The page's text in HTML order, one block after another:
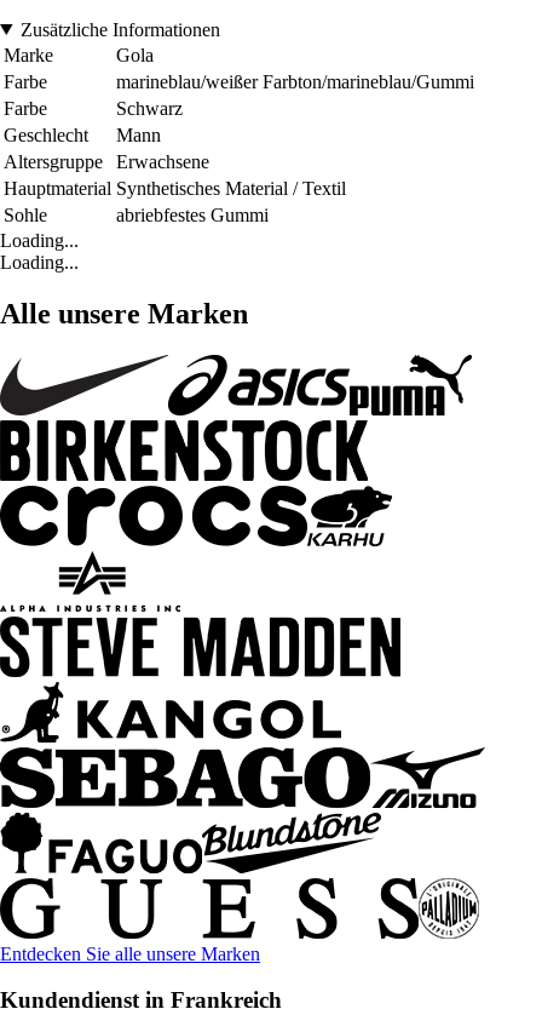
Zusätzliche Informationen
Marke
Gola
Farbe
marineblau/weißer Farbton/marineblau/Gummi
Farbe
Schwarz
Geschlecht
Mann
Altersgruppe
Erwachsene
Hauptmaterial Synthetisches Material / Textil
Sohle
abriebfestes Gummi
Loading...
Loading...
Alle unsere Marken
Entdecken Sie alle unsere Marken
Kundendienst in Frankreich